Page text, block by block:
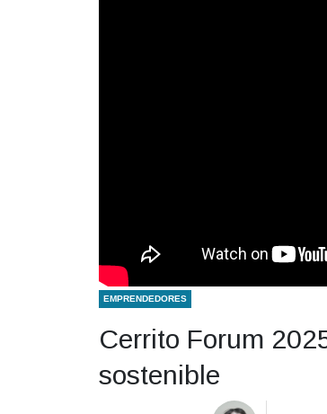
EMPRENDEDORES
Cerrito Forum
sostenible